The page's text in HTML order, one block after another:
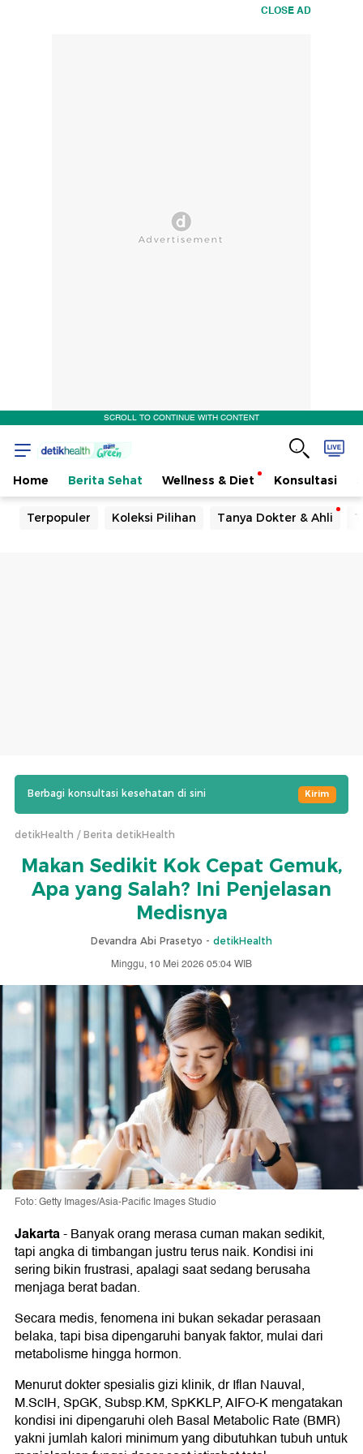
CLOSE AD
SCROLL TO CONTINUE WITH CONTENT
Home Berita Sehat Wellness & Diet Konsultasi
Terpopuler Koleksi Pilihan Tanya Dokter & Ahli
Berbagi konsultasi kesehatan di sini Kirim
detikHealth Berita detikHealth
Makan Sedikit Kok Cepat Gemuk,
Apa yang Salah? Ini Penjelasan
Medisnya
Devandra Abi Prasetyo - detikHealth
Minggu, 10 Mei 2026 05:04 WIB
Foto: Getty Images/Asia-Pacific Images Studio
Jakarta-Banyak orang merasa cuman makan sedikit,
tapi angka di timbangan justru terus naik. Kondisi ini
sering bikin frustrasi, apalagi saat sedang berusaha
menjaga berat badan.
Secara medis, fenomena ini bukan sekadar perasaan
belaka, tapi bisa dipengaruhi banyak faktor, mulai dari
metabolisme hingga hormon.
Menurut dokter spesialis gizi klinik, dr Iflan Nauval,
M.ScIH, SpGK, Subsp.KM, SpKKLP, AIFO-K mengatakan
kondisi ini dipengaruhi oleh Basal Metabolic Rate (BMR)
yakni jumlah kalori minimum yang dibutuhkan tubuh untuk